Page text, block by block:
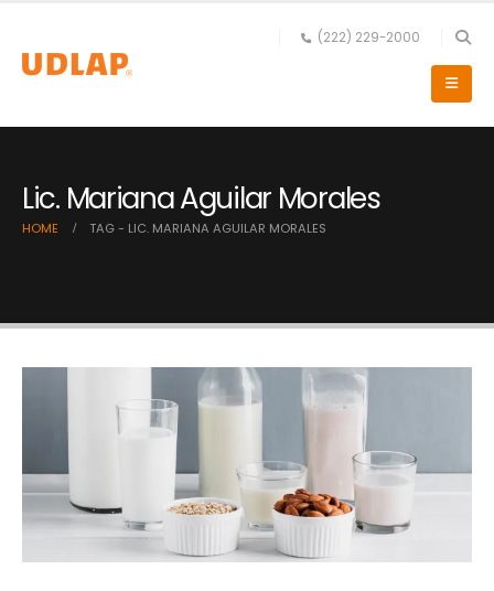
(222) 229-2000
Lic. Mariana Aguilar Morales
HOME TAG - LIC. MARIANA AGUILAR MORALES